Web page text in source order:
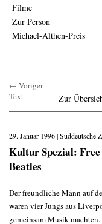
Filme
Zur Person
Michael-Althen-Preis
← Voriger
Text
Zur
29. Januar 1996 | Süddeutsche
Kultur Spezial:
Beatles
Der freundliche Mann auf
waren vier Jungs aus
gemeinsam Musik